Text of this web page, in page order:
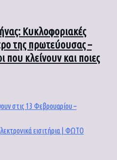
Κυκλοφοριακές
της πρωτεύουσας –
που κλείνουν και ποιες